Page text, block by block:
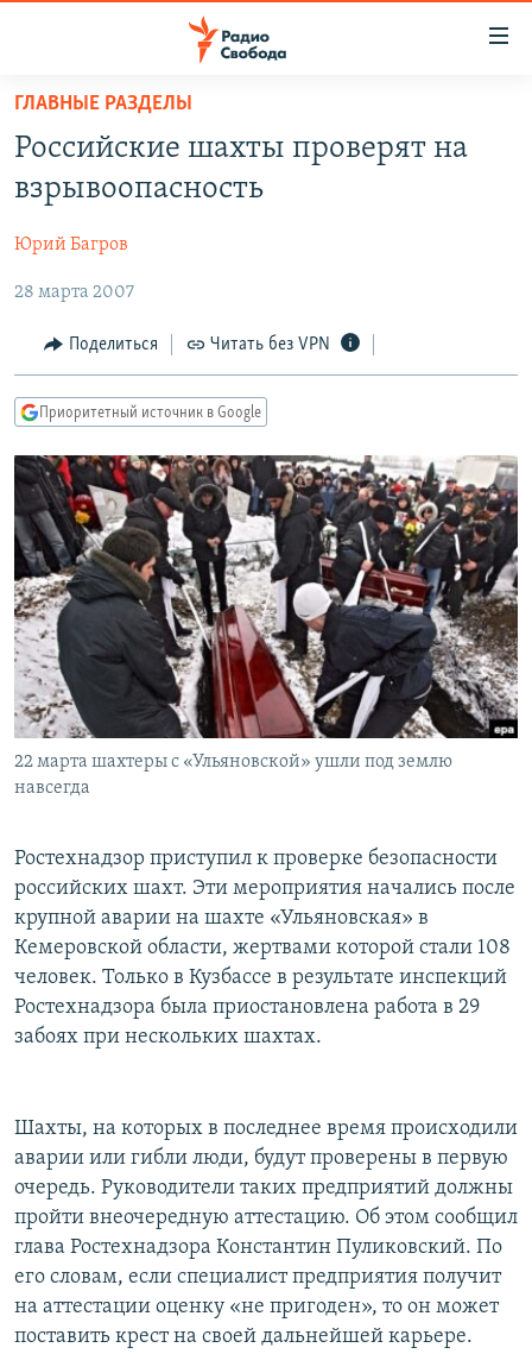
упрощенного
доступа
основному
Вернутся
главной
навигации
Вернутся
поиску
АВТОРСКИЕ ПРОЕКТЫ
ЦИТАТЫ СВОБОДЫ
МНЕНИЯ
КУЛЬТУРА
IDEL.РЕАЛИИ
КАВКАЗ.РЕАЛИИ
СЕВЕР.РЕАЛИИ
СИБИРЬ.РЕАЛИИ
РАСПИСАНИЕ ВЕЩАНИЯ
ПОДПИШИТЕСЬ НА РАССЫЛКУ
СОЦИАЛЬНЫЕ СЕТИ
ГЛАВНЫЕ РАЗДЕЛЫ
Российские шахты проверят на
взрывоопасность
Юрий Багров
28 марта 2007
Поделиться Читать без VPN
Приоритетный источник в Google
22 марта шахтеры с «Ульяновской» ушли под землю
навсегда
Ростехнадзор приступил к проверке безопасности
российских шахт. Эти мероприятия начались после
крупной аварии на шахте «Ульяновская» в
Кемеровской области, жертвами которой стали 108
человек. Только в Кузбассе в результате инспекций
Ростехнадзора была приостановлена работа в 29
забоях при нескольких шахтах.
Шахты, на которых в последнее время происходили
аварии или гибли люди, будут проверены в первую
очередь. Руководители таких предприятий должны
пройти внеочередную аттестацию. Об этом сообщил
глава Ростехнадзора Константин Пуликовский. По
его словам, если специалист предприятия получит
на аттестации оценку «не пригоден», то он может
поставить крест на своей дальнейшей карьере.